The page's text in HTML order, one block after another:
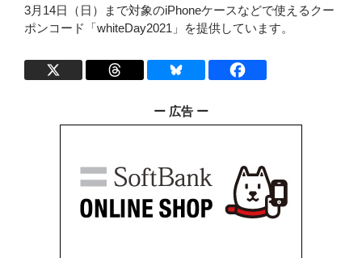
3月14日（日）まで対象のiPhoneケースなどで使えるクー
ポンコード「whiteDay2021」を提供しています。
ー 広告 ー